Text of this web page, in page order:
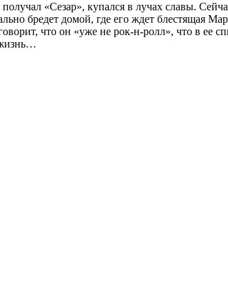
«Сезар», купался в лучах славы.
бредет домой, где его ждет блестящая
что он «уже не рок-н-ролл», что в ее